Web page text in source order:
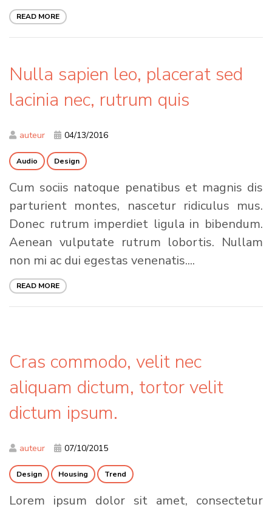
READ MORE
Nulla sapien leo, placerat sed
lacinia nec, rutrum quis
auteur 04/13/2016
Audio Design
Cum sociis natoque penatibus et magnis dis
parturient montes, nascetur ridiculus mus.
Donec rutrum imperdiet ligula in bibendum.
Aenean vulputate rutrum lobortis. Nullam
non mi ac dui egestas venenatis....
READ MORE
Cras commodo, velit nec
aliquam dictum, tortor velit
dictum ipsum.
auteur 07/10/2015
Design Housing Trend
Lorem ipsum dolor sit amet, consectetur